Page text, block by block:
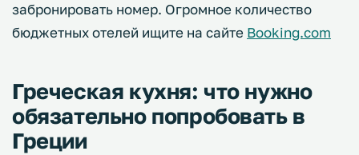
забронировать номер. Огромное количество
бюджетных отелей ищите на сайте Booking.com
Греческая кухня: что нужно
обязательно попробовать в
Греции